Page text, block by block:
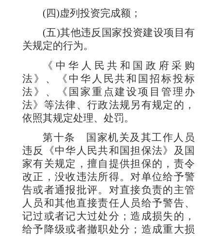
(四)虚列投资完成额；
(五)其他违反国家投资建设项目有
关规定的行为。
《中华人民共和国政府采购
法》、《中华人民共和国招标投标
法》、《国家重点建设项目管理办
法》等法律、行政法规另有规定的，
依照其规定处理、处罚。
第十条
国家机关及其工作人员
违反《中华人民共和国担保法》及国
家有关规定，擅自提供担保的，责令
改正，没收违法所得。对单位给予警
告或者通报批评。对直接负责的主管
人员和其他直接责任人员给予警告、
记过或者记大过处分；造成损失的，
给予降级或者撤职处分；造成重大损